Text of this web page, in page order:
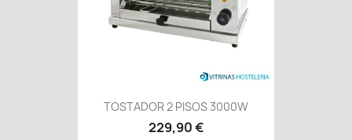
TOSTADOR 2 PISOS 3000W
229,90 €